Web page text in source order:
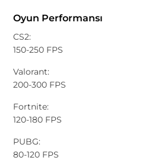
Oyun Performansı
CS2:
150-250 FPS
Valorant:
200-300 FPS
Fortnite:
120-180 FPS
PUBG:
80-120 FPS